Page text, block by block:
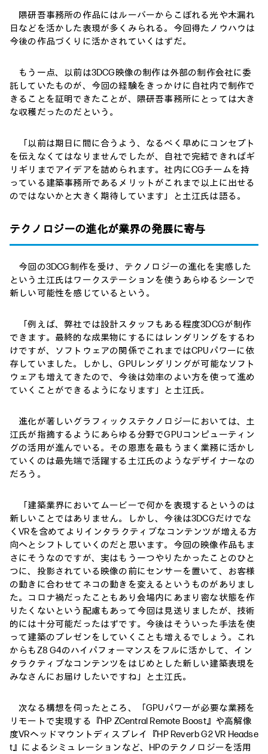
隈研吾事務所の作品にはルーバーからこぼれる光や木漏れ
日などを活かした表現が多くみられる。今回得たノウハウは
今後の作品づくりに活かされていくはずだ。
もう一点、以前は3DCG映像の制作は外部の制作会社に委
託していたものが、今回の経験をきっかけに自社内で制作で
きることを証明できたことが、隈研吾事務所にとっては大き
な収穫だったのだという。
「以前は期日に間に合うよう、なるべく早めにコンセプト
を伝えなくてはなりませんでしたが、自社で完結できればギ
リギリまでアイデアを詰められます。社内にCGチームを持
っている建築事務所であるメリットがこれまで以上に出せる
のではないかと大きく期待しています」と土江氏は語る。
テクノロジーの進化が業界の発展に寄与
今回の3DCG制作を受け、テクノロジーの進化を実感した
という土江氏はワークステーションを使うあらゆるシーンで
新しい可能性を感じているという。
「例えば、弊社では設計スタッフもある程度3DCGが制作
できます。最終的な成果物にするにはレンダリングをするわ
けですが、ソフトウェアの関係でこれまではCPUパワーに依
存していました。しかし、GPUレンダリングが可能なソフト
ウェアも増えてきたので、今後は効率のよい方を使って進め
ていくことができるようになります」と土江氏。
進化が著しいグラフィックステクノロジーにおいては、土
江氏が指摘するようにあらゆる分野でGPUコンピューティン
グの活用が進んでいる。その恩恵を最もうまく業務に活かし
ていくのは最先端で活躍する土江氏のようなデザイナーなの
だろう。
「建築業界においてムービーで何かを表現するというのは
新しいことではありません。しかし、今後は3DCGだけでな
くVRを含めてよりインタラクティブなコンテンツが増える方
向へとシフトしていくのだと思います。今回の映像作品もま
さにそうなのですが、実はもう一つやりたかったことのひと
つに、投影されている映像の前にセンサーを置いて、お客様
の動きに合わせてネコの動きを変えるというものがありまし
た。コロナ禍だったこともあり会場内にあまり密な状態を作
りたくないという配慮もあって今回は見送りましたが、技術
的には十分可能だったはずです。今後はそういった手法を使
って建築のプレゼンをしていくことも増えるでしょう。これ
からもZ8 G4のハイパフォーマンスをフルに活かして、イン
タラクティブなコンテンツをはじめとした新しい建築表現を
みなさんにお届けしたいですね」と土江氏。
次なる構想を伺ったところ、「GPUパワーが必要な業務を
リモートで実現する『HP ZCentral Remote Boost』や高解像
度VRヘッドマウントディスプレイ『HP Reverb G2 VR Headse
t』によるシミュレーションなど、HPのテクノロジーを活用